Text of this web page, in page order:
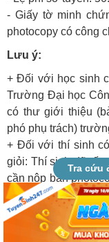
- Giấy tờ minh
photocopy có công
Lưu ý:
+ Đối với học sinh
Trường Đại học
có thư giới thiệu
phó phụ trách)
+ Đối với thí sinh
giỏi: Thí sinh đã tốt
cần nộp bản
11 và 12) có công
bản photocopy học
Tra cứu